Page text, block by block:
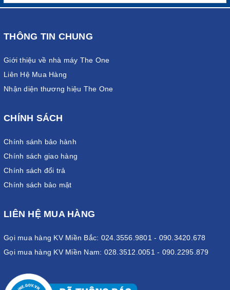
THÔNG TIN CHUNG
Giới thiệu về nhà máy The One
Liên Hệ Mua Hàng
Nhận diện thương hiệu The One
CHÍNH SÁCH
Chính sánh bảo hành
Chính sách giao hàng
Chính sách đổi trả
Chính sách bảo mật
LIÊN HỆ MUA HÀNG
Gọi mua hàng KV Miền Bắc: 024.3556.9801 - 090.3420.678
Gọi mua hàng KV Miền Nam: 028.3512.0051 - 090.2295.879